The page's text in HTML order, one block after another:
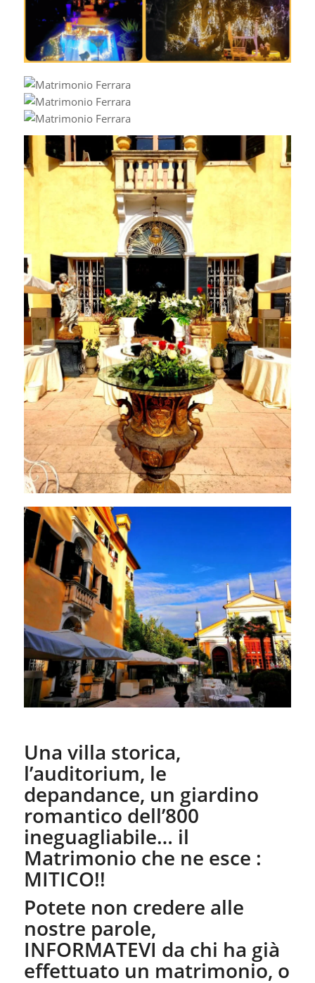
Una villa storica,
l’auditorium, le
depandance, un giardino
romantico dell’800
ineguagliabile… il
Matrimonio che ne esce :
MITICO!!
Potete non credere alle
nostre parole,
INFORMATEVI da chi ha già
effettuato un matrimonio, o